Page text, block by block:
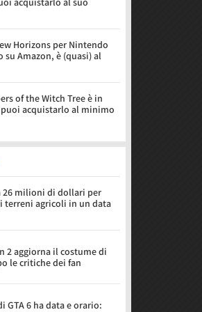
Horizons per Nintendo
su Amazon, è (quasi) al
of the Witch Tree è in
acquistarlo al minimo
26 milioni di dollari per
terreni agricoli in un data
2 aggiorna il costume di
le critiche dei fan
GTA 6 ha data e orario: